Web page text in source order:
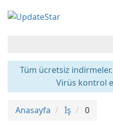
Tüm ücretsiz
Virüs kontrol
Anasayfa İş 0